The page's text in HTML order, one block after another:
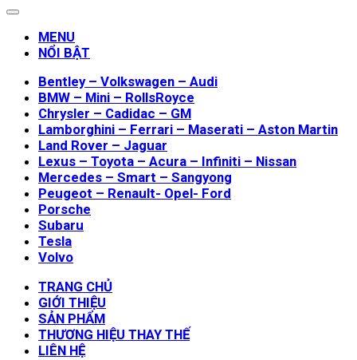
MENU
NỔI BẬT
Bentley – Volkswagen – Audi
BMW – Mini – RollsRoyce
Chrysler – Cadidac – GM
Lamborghini – Ferrari – Maserati – Aston Martin
Land Rover – Jaguar
Lexus – Toyota – Acura – Infiniti – Nissan
Mercedes – Smart – Sangyong
Peugeot – Renault- Opel- Ford
Porsche
Subaru
Tesla
Volvo
TRANG CHỦ
GIỚI THIỆU
SẢN PHẨM
THƯƠNG HIỆU THAY THẾ
LIÊN HỆ